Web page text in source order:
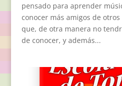
pensado para aprender
conocer más amigos de
que, de otra manera no
de conocer, y además...